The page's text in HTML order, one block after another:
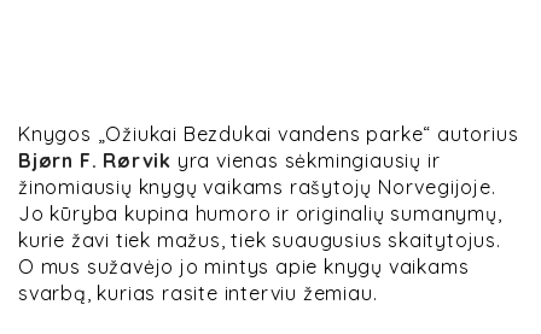
Knygos „Ožiukai Bezdukai vandens parke“ autorius
Bjørn F. Rørvik yra vienas sėkmingiausių ir
žinomiausių knygų vaikams rašytojų Norvegijoje.
Jo kūryba kupina humoro ir originalių sumanymų,
kurie žavi tiek mažus, tiek suaugusius skaitytojus.
O mus sužavėjo jo mintys apie knygų vaikams
svarbą, kurias rasite interviu žemiau.